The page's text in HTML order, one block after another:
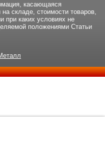
касающаяся
на складе, стоимости товаров,
при каких условиях не
положениями Статьи